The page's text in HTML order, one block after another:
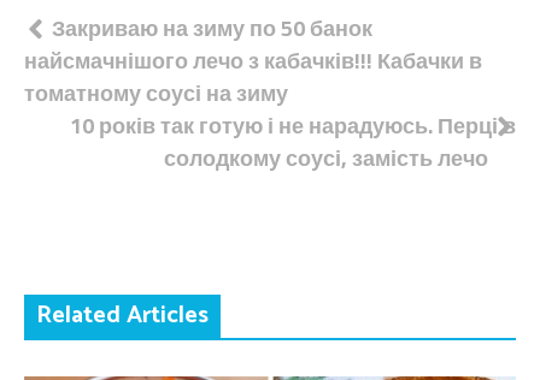
Навігація
записів
Закриваю на зиму по 50 банок
найсмачнішого лечо з кабачків!!! Кабачки в
томатному соусі на зиму
10 років так готую і не нарадуюсь. Перці в
солодкому соусі, замість лечо
Related Articles